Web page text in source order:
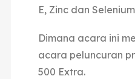
E, Zinc dan
Dimana acara ini
acara peluncuran
500 Extra.